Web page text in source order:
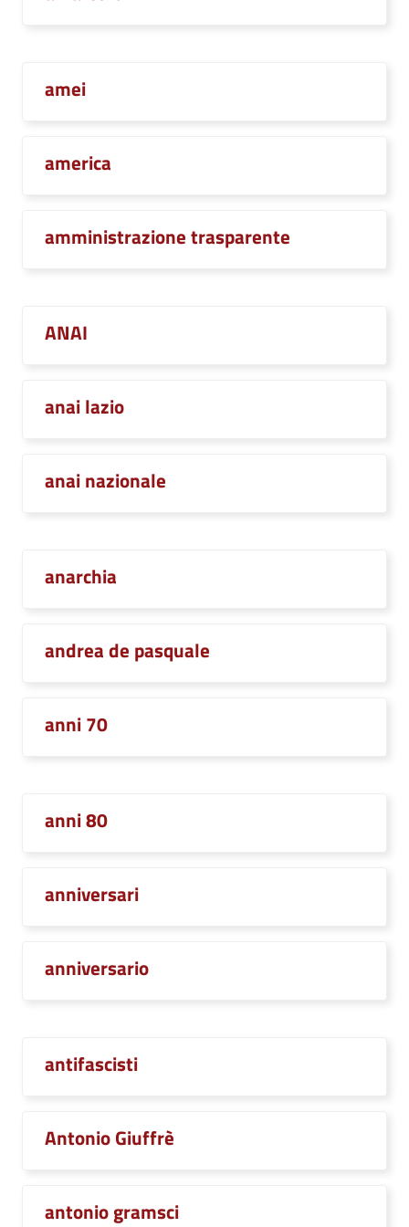
amei
america
amministrazione trasparente
ANAI
anai lazio
anai nazionale
anarchia
andrea de pasquale
anni 70
anni 80
anniversari
anniversario
antifascisti
Antonio Giuffrè
antonio gramsci